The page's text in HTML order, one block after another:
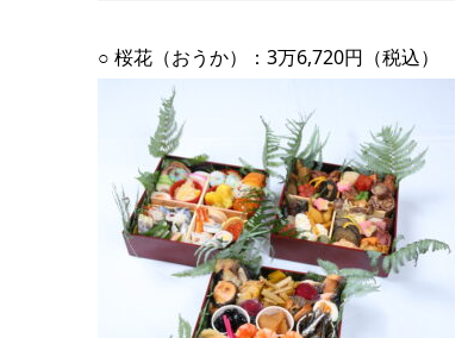
○ 桜花（おうか）：3万6,720円（税込）